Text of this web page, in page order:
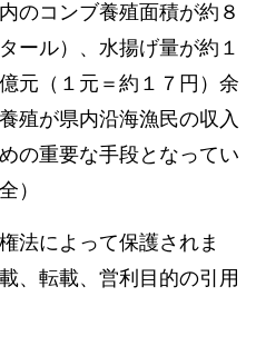
のコンブ養殖面積が約８
ール）、水揚げ量が約１
元（１元＝約１７円）余
殖が県内沿海漁民の収入
の重要な手段となってい
）
法によって保護されま
、転載、営利目的の引用